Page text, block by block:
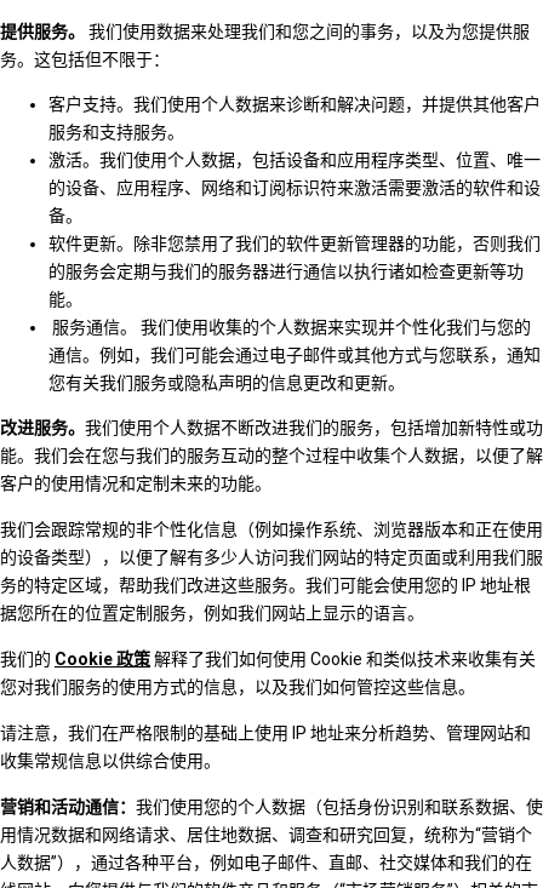
提供服务。
我们使用数据来处理我们和您之间的事务，以及为您提供服
务。这包括但不限于：
客户支持。我们使用个人数据来诊断和解决问题，并提供其他客户
服务和支持服务。
激活。我们使用个人数据，包括设备和应用程序类型、位置、唯一
的设备、应用程序、网络和订阅标识符来激活需要激活的软件和设
备。
软件更新。除非您禁用了我们的软件更新管理器的功能，否则我们
的服务会定期与我们的服务器进行通信以执行诸如检查更新等功
能。
服务通信。 我们使用收集的个人数据来实现并个性化我们与您的
通信。例如，我们可能会通过电子邮件或其他方式与您联系，通知
您有关我们服务或隐私声明的信息更改和更新。
改进服务。 我们使用个人数据不断改进我们的服务，包括增加新特性或功
能。我们会在您与我们的服务互动的整个过程中收集个人数据，以便了解
客户的使用情况和定制未来的功能。
我们会跟踪常规的非个性化信息（例如操作系统、浏览器版本和正在使用
的设备类型），以便了解有多少人访问我们网站的特定页面或利用我们服
务的特定区域，帮助我们改进这些服务。我们可能会使用您的 IP 地址根
据您所在的位置定制服务，例如我们网站上显示的语言。
我们的 Cookie 政策解释了我们如何使用 Cookie 和类似技术来收集有关
您对我们服务的使用方式的信息，以及我们如何管控这些信息。
请注意，我们在严格限制的基础上使用 IP 地址来分析趋势、管理网站和
收集常规信息以供综合使用。
营销和活动通信： 我们使用您的个人数据（包括身份识别和联系数据、使
用情况数据和网络请求、居住地数据、调查和研究回复，统称为“营销个
人数据”），通过各种平台，例如电子邮件、直邮、社交媒体和我们的在